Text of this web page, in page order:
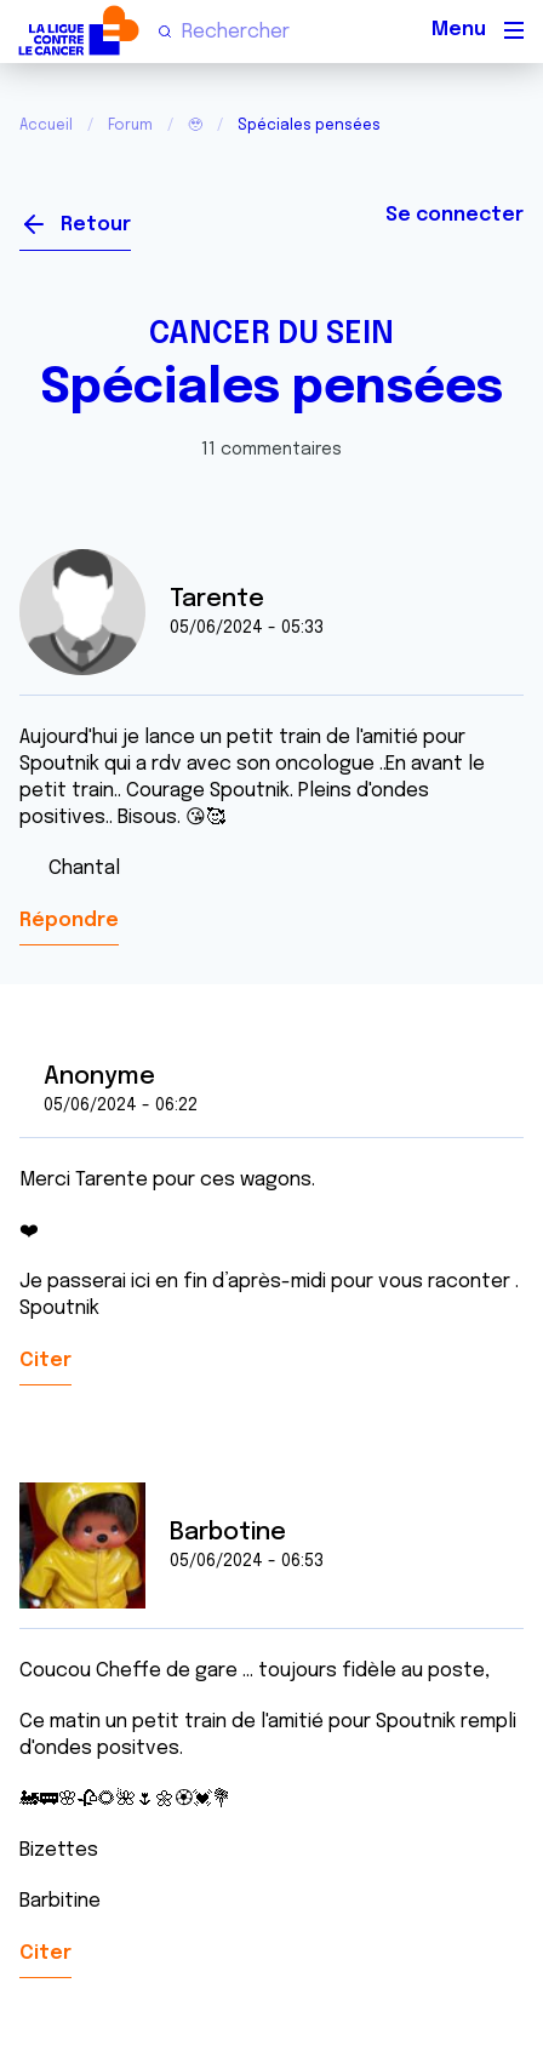
Accueil Forum 🥹 Spéciales pensées
Retour Se connecter
CANCER DU SEIN
Spéciales pensées
11 commentaires
Tarente
05/06/2024 - 05:33
Aujourd'hui je lance un petit train de l'amitié pour
Spoutnik qui a rdv avec son oncologue ..En avant le
petit train.. Courage Spoutnik. Pleins d'ondes
positives.. Bisous. 😘🥰
Chantal
Répondre
Anonyme
05/06/2024 - 06:22
Merci Tarente pour ces wagons.
❤️
Je passerai ici en fin d’après-midi pour vous raconter .
Spoutnik
Citer
Barbotine
05/06/2024 - 06:53
Coucou Cheffe de gare ... toujours fidèle au poste,
Ce matin un petit train de l'amitié pour Spoutnik rempli
d'ondes positves.
🚂🚃🌸🥀🌻🌺🌷🌼🏵💓💐
Bizettes
Barbitine
Citer